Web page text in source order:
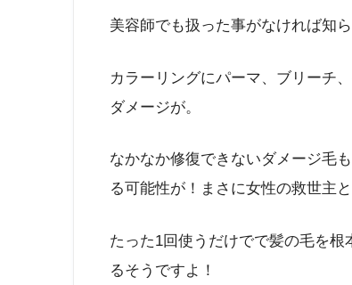
美容師でも扱った事がなければ知ら
カラーリングにパーマ、ブリーチ
ダメージが。
なかなか修復できないダメージ毛
る可能性が！まさに女性の救世主
たった1回使うだけでで髪の毛を
るそうですよ！